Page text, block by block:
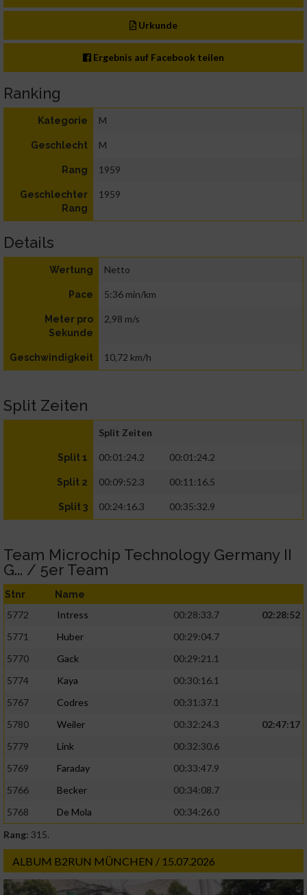
Urkunde
Ergebnis auf Facebook teilen
Ranking
Kategorie M
Geschlecht M
Rang 1959
Geschlechter
Rang
1959
Details
Wertung Netto
Pace 5:36 min/km
Meter pro
Sekunde
2,98 m/s
Geschwindigkeit 10,72 km/h
Split Zeiten
Split Zeiten
Split 1 00:01:24.2 00:01:24.2
Split 2 00:09:52.3 00:11:16.5
Split 3 00:24:16.3 00:35:32.9
Team Microchip Technology Germany II
G... / 5er Team
Stnr Name
5772 Intress 00:28:33.7
02:28:52
5771
Huber
00:29:04.7
5770
Gack
00:29:21.1
5774
Kaya
00:30:16.1
5767
Codres
00:31:37.1
5780
Weiler 00:32:24.3
02:47:17
5779
Link
00:32:30.6
5769
Faraday
00:33:47.9
5766
Becker
00:34:08.7
5768
De Mola
00:34:26.0
Rang: 315.
ALBUM B2RUN MÜNCHEN / 15.07.2026